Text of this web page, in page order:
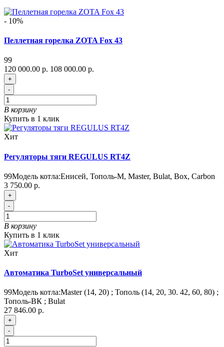
- 10%
Пеллетная горелка ZOTA Fox 43
99
120 000.00 р. 108 000.00 р.
+
-
В корзину
Купить в 1 клик
Хит
Регуляторы тяги REGULUS RT4Z
99Модель котла:Енисей, Тополь-М, Master, Bulat, Box, Carbon
3 750.00 р.
+
-
В корзину
Купить в 1 клик
Хит
Автоматика TurboSet универсальный
99Модель котла:Master (14, 20) ; Тополь (14, 20, 30. 42, 60, 80) ;
Тополь-ВК ; Bulat
27 846.00 р.
+
-